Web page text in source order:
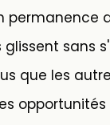
permanence
glissent sans
que les